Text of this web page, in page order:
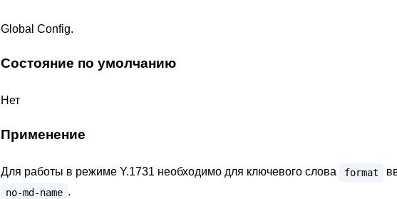
Global Config.
Состояние по умолчанию
Нет
Применение
Для работы в режиме Y.1731 необходимо для ключевого слова format
no-md-name .